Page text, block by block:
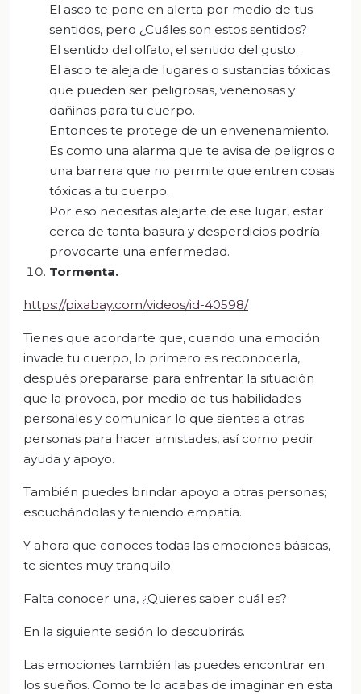
El asco te pone en alerta por medio de tus
sentidos, pero ¿Cuáles son estos sentidos?
El sentido del olfato, el sentido del gusto.
El asco te aleja de lugares o sustancias tóxicas
que pueden ser peligrosas, venenosas y
dañinas para tu cuerpo.
Entonces te protege de un envenenamiento.
Es como una alarma que te avisa de peligros o
una barrera que no permite que entren cosas
tóxicas a tu cuerpo.
Por eso necesitas alejarte de ese lugar, estar
cerca de tanta basura y desperdicios podría
provocarte una enfermedad.
Tormenta.
https://pixabay.com/videos/id-40598/
Tienes que acordarte que, cuando una emoción
invade tu cuerpo, lo primero es reconocerla,
después prepararse para enfrentar la situación
que la provoca, por medio de tus habilidades
personales y comunicar lo que sientes a otras
personas para hacer amistades, así como pedir
ayuda y apoyo.
También puedes brindar apoyo a otras personas;
escuchándolas y teniendo empatía.
Y ahora que conoces todas las emociones básicas,
te sientes muy tranquilo.
Falta conocer una, ¿Quieres saber cuál es?
En la siguiente sesión lo descubrirás.
Las emociones también las puedes encontrar en
los sueños. Como te lo acabas de imaginar en esta